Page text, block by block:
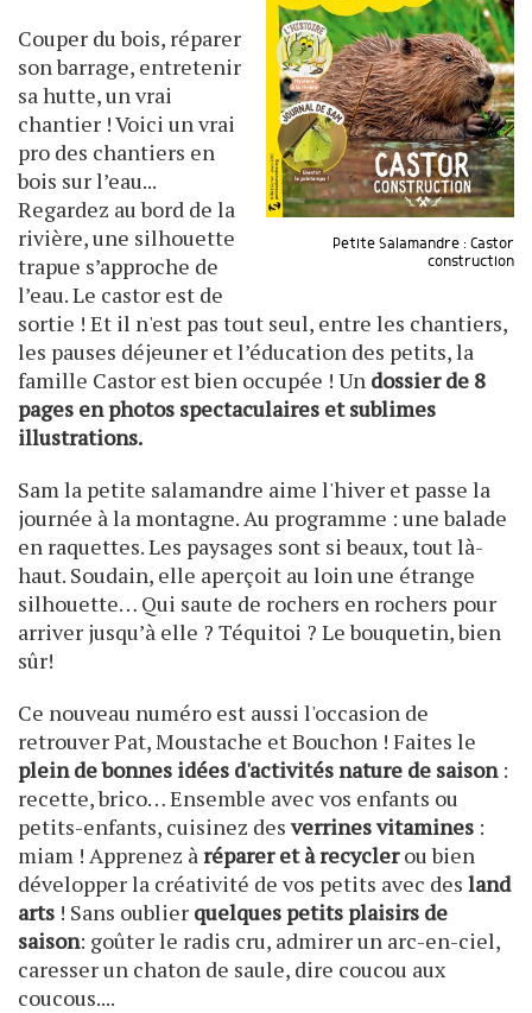
Petite Salamandre : Castor
construction
Couper du bois, réparer
son barrage, entretenir
sa hutte, un vrai
chantier ! Voici un vrai
pro des chantiers en
bois sur l’eau...
Regardez au bord de la
rivière, une silhouette
trapue s’approche de
l’eau. Le castor est de
sortie ! Et il n'est pas tout seul, entre les chantiers,
les pauses déjeuner et l’éducation des petits, la
famille Castor est bien occupée ! Un dossier de 8
pages en photos spectaculaires et sublimes
illustrations.
Sam la petite salamandre aime l'hiver et passe la
journée à la montagne. Au programme : une balade
en raquettes. Les paysages sont si beaux, tout là-
haut. Soudain, elle aperçoit au loin une étrange
silhouette… Qui saute de rochers en rochers pour
arriver jusqu’à elle ? Téquitoi ? Le bouquetin, bien
sûr!
Ce nouveau numéro est aussi l'occasion de
retrouver Pat, Moustache et Bouchon ! Faites le
plein de bonnes idées d'activités nature de saison:
recette, brico… Ensemble avec vos enfants ou
petits-enfants, cuisinez desverrines vitamines :
miam ! Apprenez àréparer et à recyclerou bien
développer la créativité de vos petits avec des land
arts ! Sans oublier quelques petits plaisirs de
saison: goûter le radis cru, admirer un arc-en-ciel,
caresser un chaton de saule, dire coucou aux
coucous....